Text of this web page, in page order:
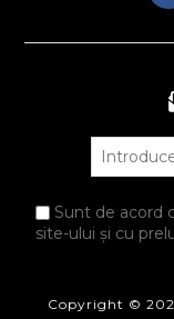
Sunt de acord
site-ului și cu
Copyright ©